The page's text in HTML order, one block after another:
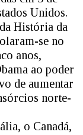
Unidos.
História da
se no
anos,
ao poder
de aumentar
norte-
o Canadá,